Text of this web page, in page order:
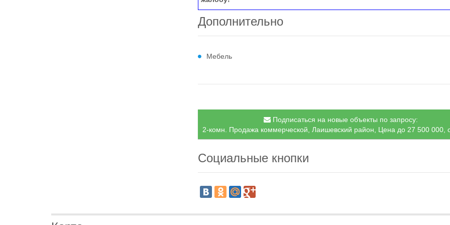
Дополнительно
Мебель
Подписаться на новые объекты по запросу:
2-комн. Продажа коммерческой, Лаишевский район, Цена до 27 500 000,
Социальные кнопки